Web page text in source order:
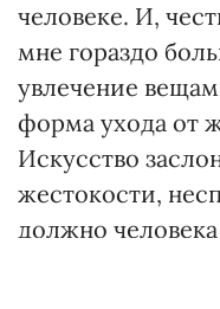
человеке. И,
мне гораздо
увлечение
форма ухода от
Искусство
жестокости,
должно
доставлять
чтобы